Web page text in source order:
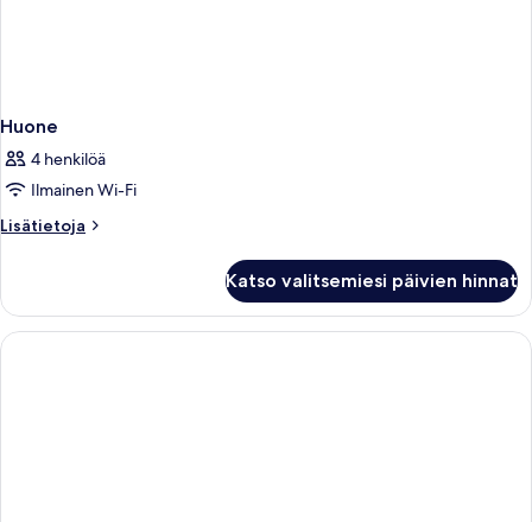
Huone
4 henkilöä
Ilmainen Wi-Fi
Lisätietoja
Lisätietoja
Katso valitsemiesi päivien hinnat